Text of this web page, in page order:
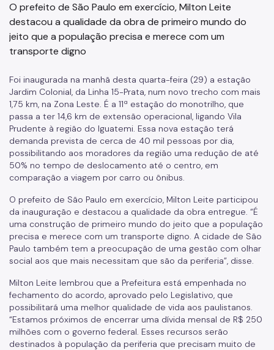
O prefeito de São Paulo em exercício, Milton Leite
destacou a qualidade da obra de primeiro mundo do
jeito que a população precisa e merece com um
transporte digno
Foi inaugurada na manhã desta quarta-feira (29) a estação
Jardim Colonial, da Linha 15-Prata, num novo trecho com mais
1,75 km, na Zona Leste. É a 11ª estação do monotrilho, que
passa a ter 14,6 km de extensão operacional, ligando Vila
Prudente à região do Iguatemi. Essa nova estação terá
demanda prevista de cerca de 40 mil pessoas por dia,
possibilitando aos moradores da região uma redução de até
50% no tempo de deslocamento até o centro, em
comparação a viagem por carro ou ônibus.
O prefeito de São Paulo em exercício, Milton Leite participou
da inauguração e destacou a qualidade da obra entregue. “É
uma construção de primeiro mundo do jeito que a população
precisa e merece com um transporte digno. A cidade de São
Paulo também tem a preocupação de uma gestão com olhar
social aos que mais necessitam que são da periferia”, disse.
Milton Leite lembrou que a Prefeitura está empenhada no
fechamento do acordo, aprovado pelo Legislativo, que
possibilitará uma melhor qualidade de vida aos paulistanos.
“Estamos próximos de encerrar uma dívida mensal de R$ 250
milhões com o governo federal. Esses recursos serão
destinados à população da periferia que precisam muito de